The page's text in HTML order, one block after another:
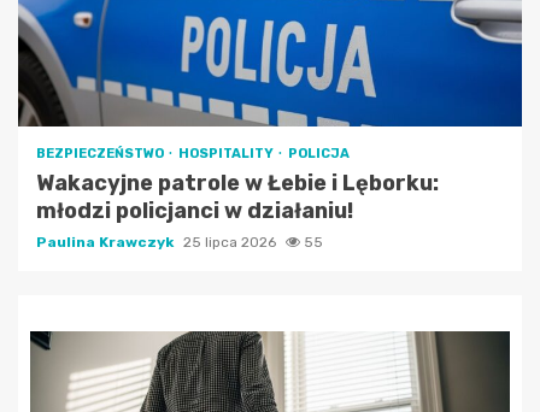
BEZPIECZEŃSTWO HOSPITALITY POLICJA
Wakacyjne patrole w Łebie i Lęborku:
młodzi policjanci w działaniu!
Paulina Krawczyk 25 lipca 2026 55